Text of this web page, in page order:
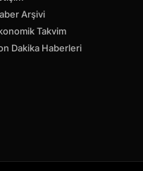
Arşivi
Takvim
Dakika Haberleri